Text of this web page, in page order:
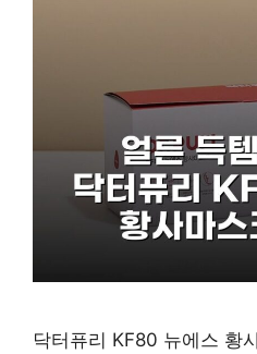
닥터퓨리 KF80 뉴에스 황